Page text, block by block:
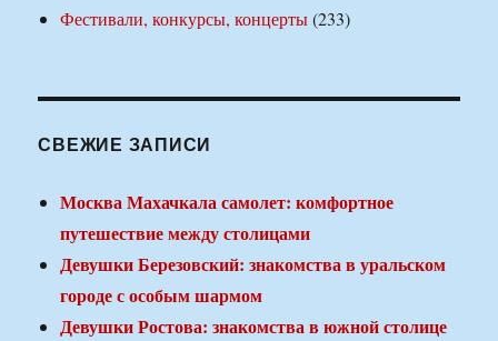
Фестивали, конкурсы, концерты(233)
СВЕЖИЕ ЗАПИСИ
Москва Махачкала самолет: комфортное
путешествие между столицами
Девушки Березовский: знакомства в уральском
городе с особым шармом
Девушки Ростова: знакомства в южной столице